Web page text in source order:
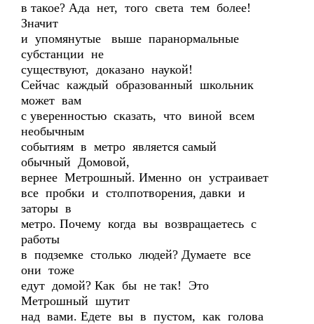
в такое? Ада нет, того света тем более!
Значит
и упомянутые выше паранормальные
субстанции не
существуют, доказано наукой!
Сейчас каждый образованный школьник
может вам
с уверенностью сказать, что виной всем
необычным
событиям в метро является самый
обычный Домовой,
вернее Метрошный. Именно он устраивает
все пробки и столпотворения, давки и
заторы в
метро. Почему когда вы возвращаетесь с
работы
в подземке столько людей? Думаете все
они тоже
едут домой? Как бы не так! Это
Метрошный шутит
над вами. Едете вы в пустом, как голова